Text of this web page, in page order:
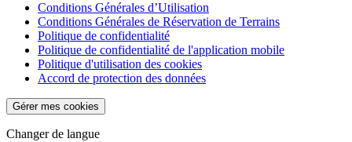
Conditions Générales d’Utilisation
Conditions Générales de Réservation de Terrains
Politique de confidentialité
Politique de confidentialité de l'application mobile
Politique d'utilisation des cookies
Accord de protection des données
Gérer mes cookies
Changer de langue